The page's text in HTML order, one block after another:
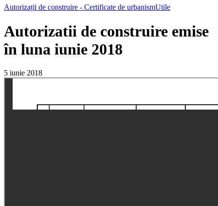
Autorizații de construire - Certificate de urbanismUtile
Autorizatii de construire emise
în luna iunie 2018
5 iunie 2018